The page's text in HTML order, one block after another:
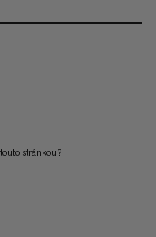
stránkou?